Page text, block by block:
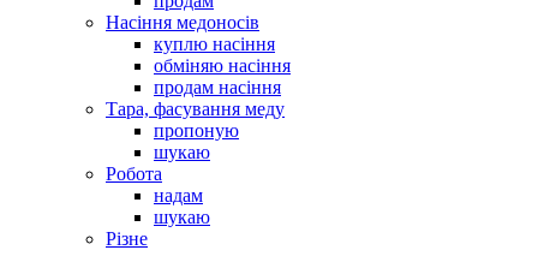
Насіння медоносів
куплю насіння
обміняю насіння
продам насіння
Тара, фасування меду
пропоную
шукаю
Робота
надам
шукаю
Різне